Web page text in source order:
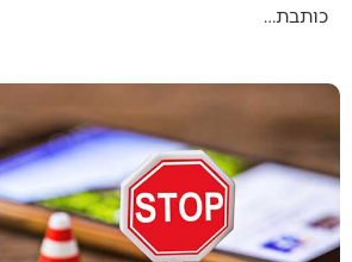
כותבת…